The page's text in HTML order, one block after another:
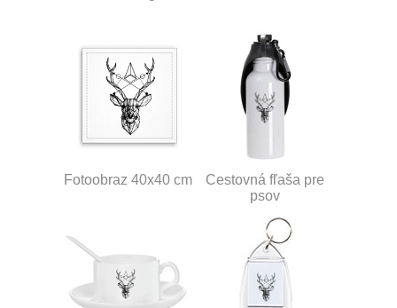
Fotoobraz 40x40 cm
Cestovná fľaša pre
psov